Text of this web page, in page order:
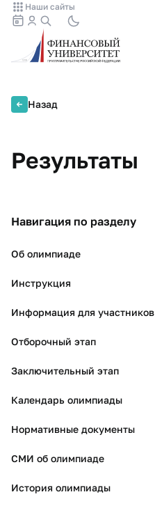
Наши сайты
Назад
Результаты
Навигация по разделу
Об олимпиаде
Инструкция
Информация для участников
Отборочный этап
Заключительный этап
Календарь олимпиады
Нормативные документы
СМИ об олимпиаде
История олимпиады